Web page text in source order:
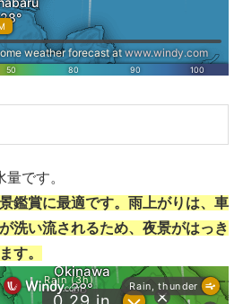
です。
鑑賞に最適です。雨上がりは、車
洗い流されるため、夜景がはっき
す。